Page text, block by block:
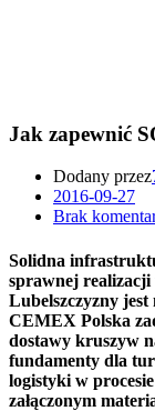
Jak zapewnić
Dodany przez
2016-09-27
Brak
Solidna
sprawnej
Lubelszczyzny
CEMEX Polska
dostawy kruszyw
fundamenty dla
logistyki w
załączonym